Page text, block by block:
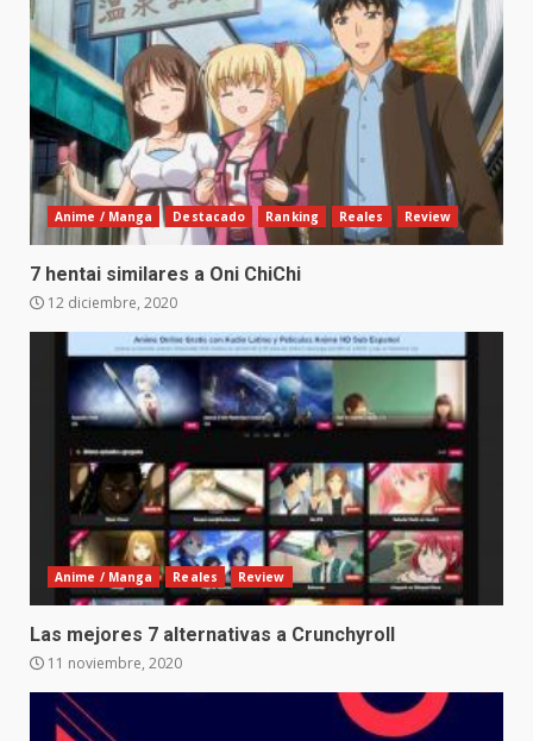
Anime / Manga Destacado Ranking Reales Review
7 hentai similares a Oni ChiChi
12 diciembre, 2020
Anime / Manga Reales Review
Las mejores 7 alternativas a Crunchyroll
11 noviembre, 2020